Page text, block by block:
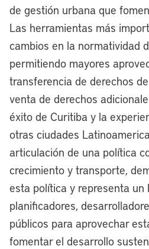
de gestión urbana que
Las herramientas más
cambios en la normatividad
permitiendo mayores
transferencia de derechos
venta de derechos
éxito de Curitiba y la
otras ciudades
articulación de una política
crecimiento y transporte,
esta política y representa un
planificadores,
públicos para aprovechar
fomentar el desarrollo